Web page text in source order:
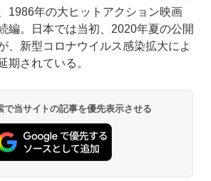
1986年の大ヒットアクション映画
編。日本では当初、2020年夏の公開
、新型コロナウイルス感染拡大によ
期されている。
当サイトの記事を優先表示させる